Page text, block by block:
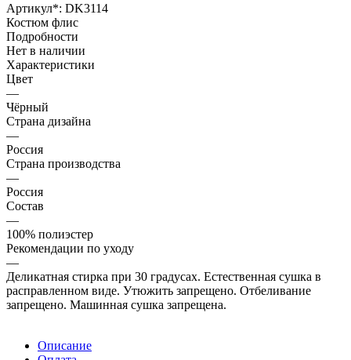
Артикул*: DK3114
Костюм флис
Подробности
Нет в наличии
Характеристики
Цвет
—
Чёрный
Страна дизайна
—
Россия
Страна производства
—
Россия
Состав
—
100% полиэстер
Рекомендации по уходу
—
Деликатная стирка при 30 градусах. Естественная сушка в
расправленном виде. Утюжить запрещено. Отбеливание
запрещено. Машинная сушка запрещена.
Описание